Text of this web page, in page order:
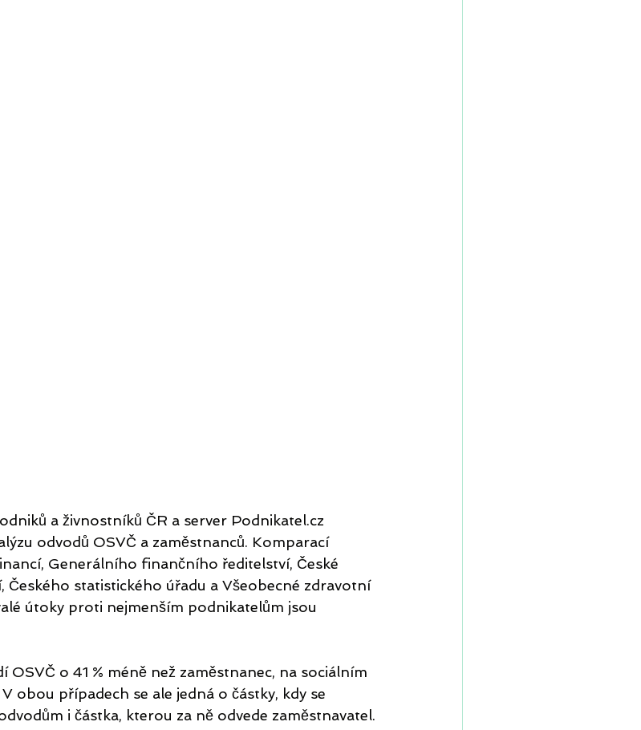
a živnostníků ČR a server Podnikatel.cz
odvodů OSVČ a zaměstnanců. Komparací
Generálního finančního ředitelství, České
Českého statistického úřadu a Všeobecné zdravotní
útoky proti nejmenším podnikatelům jsou
o 41 % méně než zaměstnanec, na sociálním
obou případech se ale jedná o částky, kdy se
i částka, kterou za ně odvede zaměstnavatel.